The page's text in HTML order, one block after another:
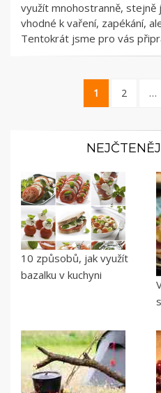
využít mnohostranně, stejně
vhodné k vaření, zapékání,
Tentokrát jsme pro vás
1 2 …
10 způsobů, jak využít
bazalku v kuchyni